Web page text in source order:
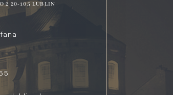
2 20-105 LUBLIN